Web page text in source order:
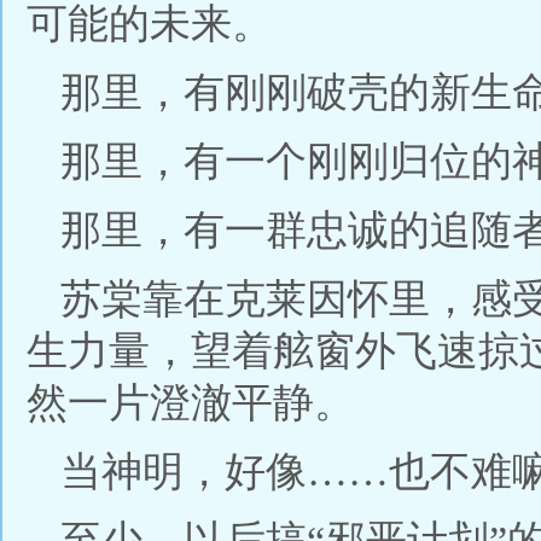
可能的未来。
那里，有刚刚破壳的新生
那里，有一个刚刚归位的
那里，有一群忠诚的追随
苏棠靠在克莱因怀里，感
生力量，望着舷窗外飞速掠
然一片澄澈平静。
当神明，好像……也不难